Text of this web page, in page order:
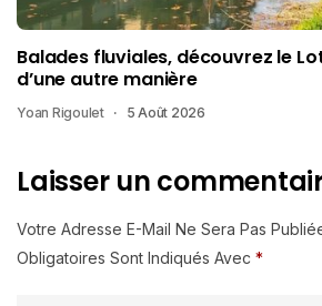
Balades fluviales, découvrez le
d’une autre manière
Yoan Rigoulet 5 Août 2026
Laisser un
Votre Adresse E-Mail Ne Sera Pas
Obligatoires Sont Indiqués Avec *